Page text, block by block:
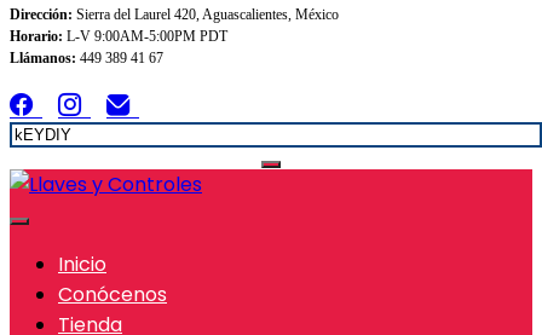
Dirección: Sierra del Laurel 420, Aguascalientes, México
Horario: L-V 9:00AM-5:00PM PDT
Llámanos: 449 389 41 67
Inicio
Conócenos
Tienda